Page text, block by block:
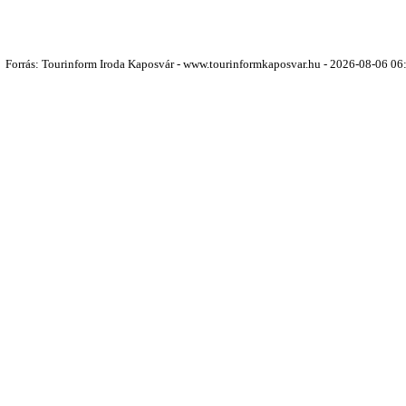
Forrás: Tourinform Iroda Kaposvár - www.tourinformkaposvar.hu - 2026-08-06